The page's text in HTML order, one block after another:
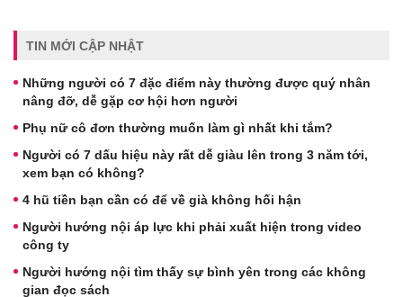
TIN MỚI CẬP NHẬT
Những người có 7 đặc điểm này thường được quý nhân
nâng đỡ, dễ gặp cơ hội hơn người
Phụ nữ cô đơn thường muốn làm gì nhất khi tắm?
Người có 7 dấu hiệu này rất dễ giàu lên trong 3 năm tới,
xem bạn có không?
4 hũ tiền bạn cần có để về già không hối hận
Người hướng nội áp lực khi phải xuất hiện trong video
công ty
Người hướng nội tìm thấy sự bình yên trong các không
gian đọc sách